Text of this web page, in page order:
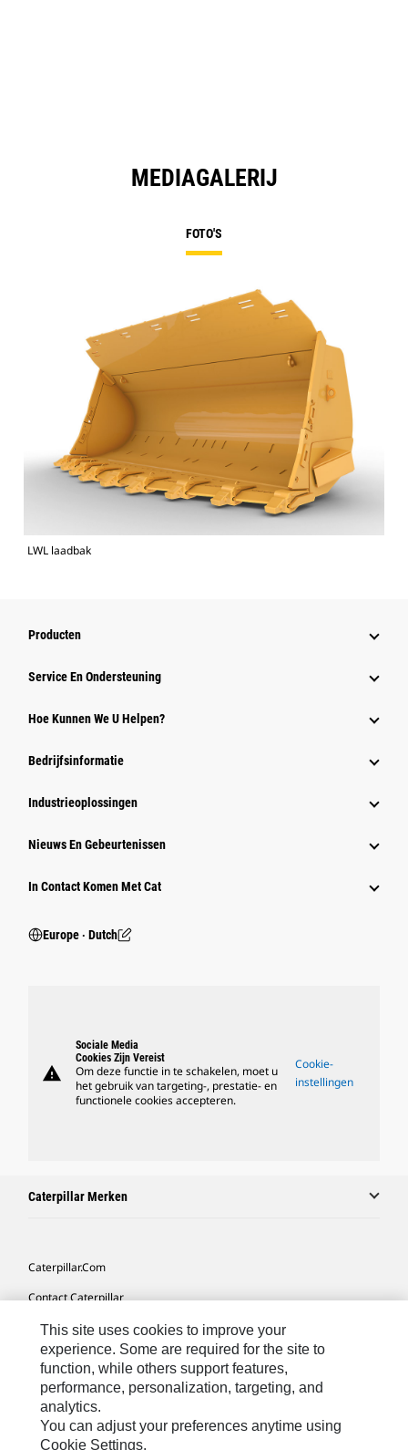
MEDIAGALERIJ
FOTO'S
LWL laadbak
Producten
Service En Ondersteuning
Hoe Kunnen We U Helpen?
Bedrijfsinformatie
Industrieoplossingen
Nieuws En Gebeurtenissen
In Contact Komen Met Cat
Europe ‧ Dutch
warning
Sociale Media
Cookies Zijn Vereist
Om deze functie in te schakelen, moet u
het gebruik van targeting-, prestatie- en
functionele cookies accepteren.
Cookie-
instellingen
Caterpillar Merken
Caterpillar.com
Contact Caterpillar
Mijn Marketingvoorkeuren
Site Map
Cookie Settings
Legal
This site uses cookies to improve your
experience. Some are required for the site to
function, while others support features,
performance, personalization, targeting, and
analytics.
You can adjust your preferences anytime using
Cookie Settings.